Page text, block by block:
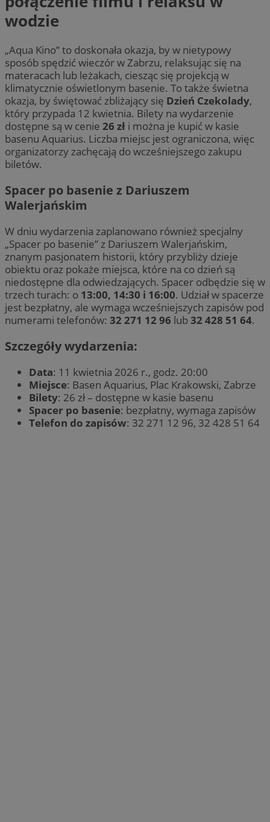
wodzie
„Aqua Kino” to doskonała okazja, by w nietypowy
sposób spędzić wieczór w Zabrzu, relaksując się na
materacach lub leżakach, ciesząc się projekcją w
klimatycznie oświetlonym basenie. To także świetna
okazja, by świętować zbliżający się Dzień Czekolady,
który przypada 12 kwietnia. Bilety na wydarzenie
dostępne są w cenie 26 zł i można je kupić w kasie
basenu Aquarius. Liczba miejsc jest ograniczona, więc
organizatorzy zachęcają do wcześniejszego zakupu
biletów.
Spacer po basenie z Dariuszem
Walerjańskim
W dniu wydarzenia zaplanowano również specjalny
„Spacer po basenie” z Dariuszem Walerjańskim,
znanym pasjonatem historii, który przybliży dzieje
obiektu oraz pokaże miejsca, które na co dzień są
niedostępne dla odwiedzających. Spacer odbędzie się w
trzech turach: o 13:00, 14:30 i 16:00. Udział w spacerze
jest bezpłatny, ale wymaga wcześniejszych zapisów pod
numerami telefonów: 32 271 12 96 lub32 428 51 64.
Szczegóły wydarzenia:
Data: 11 kwietnia 2026 r., godz. 20:00
Miejsce: Basen Aquarius, Plac Krakowski, Zabrze
Bilety: 26 zł – dostępne w kasie basenu
Spacer po basenie: bezpłatny, wymaga zapisów
Telefon do zapisów: 32 271 12 96, 32 428 51 64